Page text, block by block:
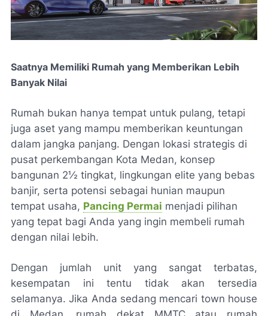
Saatnya Memiliki Rumah yang Memberikan Lebih
Banyak Nilai
Rumah bukan hanya tempat untuk pulang, tetapi
juga aset yang mampu memberikan keuntungan
dalam jangka panjang. Dengan lokasi strategis di
pusat perkembangan Kota Medan, konsep
bangunan 2½ tingkat, lingkungan elite yang bebas
banjir, serta potensi sebagai hunian maupun
tempat usaha, Pancing Permai menjadi pilihan
yang tepat bagi Anda yang ingin membeli rumah
dengan nilai lebih.
Dengan jumlah unit yang sangat terbatas,
kesempatan ini tentu tidak akan tersedia
selamanya. Jika Anda sedang mencari town house